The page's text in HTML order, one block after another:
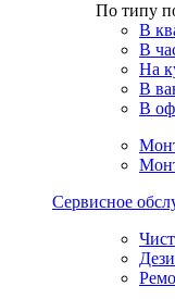
По типу
В
В
На
В
В
Сервисное